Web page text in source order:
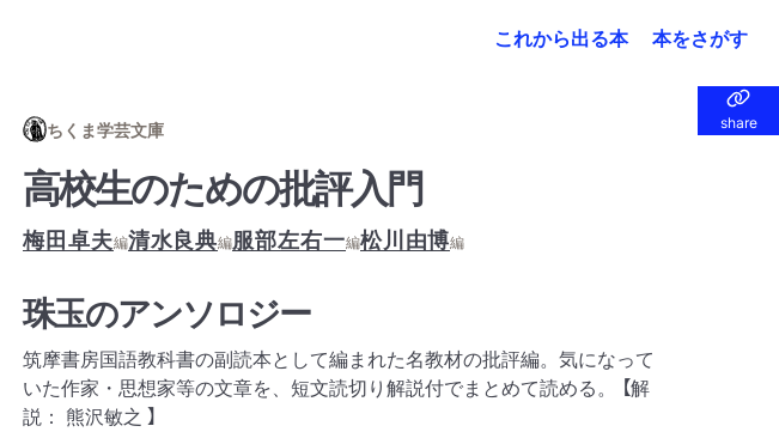
これから出る本 本をさがす
share
share
ちくま学芸文庫
高校生のための批評入門
梅田卓夫編清水良典編服部左右一編松川由博編
珠玉のアンソロジー
筑摩書房国語教科書の副読本として編まれた名教材の批評編。気になって
いた作家・思想家等の文章を、短文読切り解説付でまとめて読める。 【解
説： 熊沢敏之 】